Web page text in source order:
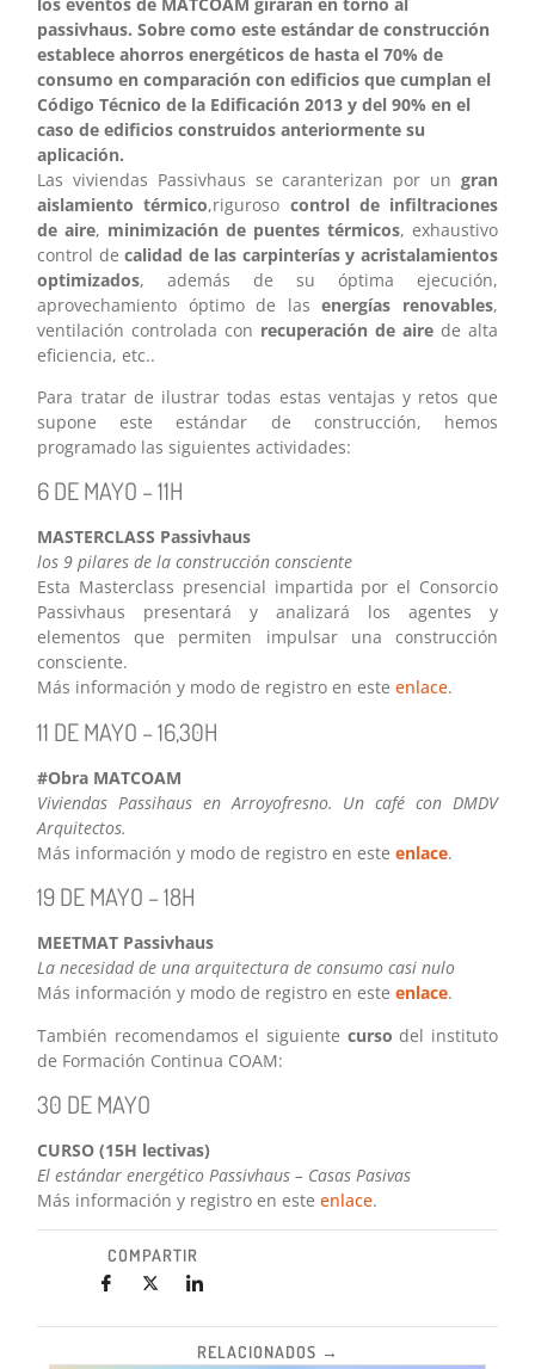
passivhaus. Sobre como este estándar de construcción
establece ahorros energéticos de hasta el 70% de
consumo en comparación con edificios que cumplan el
Código Técnico de la Edificación 2013 y del 90% en el
caso de edificios construidos anteriormente su
aplicación.
Las viviendas Passivhaus se caranterizan por un gran
aislamiento térmico,riguroso control de infiltraciones
de aire, minimización de puentes térmicos, exhaustivo
control decalidad de las carpinterías y acristalamientos
optimizados, además de su óptima ejecución,
aprovechamiento óptimo de lasenergías renovables,
ventilación controlada con recuperación de airede alta
eficiencia, etc..
Para tratar de ilustrar todas estas ventajas y retos que
supone este estándar de construcción, hemos
programado las siguientes actividades:
6 DE MAYO – 11H
MASTERCLASS Passivhaus
los 9 pilares de la construcción consciente
Esta Masterclass presencial impartida por el Consorcio
Passivhaus presentará y analizará los agentes y
elementos que permiten impulsar una construcción
consciente.
Más información y modo de registro en esteenlace.
11 DE MAYO – 16,30H
#Obra MATCOAM
Viviendas Passihaus en Arroyofresno. Un café con DMDV
Arquitectos.
Más información y modo de registro en esteenlace.
19 DE MAYO – 18H
MEETMAT Passivhaus
La necesidad de una arquitectura de consumo casi nulo
Más información y modo de registro en esteenlace.
También recomendamos el siguiente curso del instituto
de Formación Continua COAM:
30 DE MAYO
CURSO (15H lectivas)
El estándar energético Passivhaus – Casas Pasivas
Más información y registro en esteenlace.
COMPARTIR
RELACIONADOS →